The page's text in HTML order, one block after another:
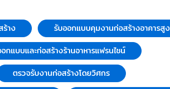
าง
รับออกแบบคุมงานก่อสร้างอาคารสูง
กแบบและก่อสร้างร้านอาหารแฟรนไชน์
ตรวจรับงานก่อสร้างโดยวิศกร